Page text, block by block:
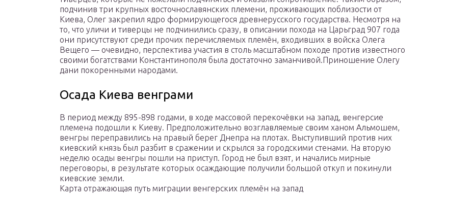
подчинив три крупных восточнославянских племени, проживающих поблизости от
Киева, Олег закрепил ядро формирующегося древнерусского государства. Несмотря на
то, что уличи и тиверцы не подчинились сразу, в описании похода на Царьград 907 года
они присутствуют среди прочих перечисляемых племён, входивших в войска Олега
Вещего — очевидно, перспектива участия в столь масштабном походе против известного
своими богатствами Константинополя была достаточно заманчивой.Приношение Олегу
дани покоренными народами.
Осада Киева венграми
В период между 895-898 годами, в ходе массовой перекочёвки на запад, венгерсие
племена подошли к Киеву. Предположительно возглавляемые своим ханом Альмошем,
венгры переправились на правый берег Днепра на плотах. Выступивший против них
киевский князь был разбит в сражении и скрылся за городскими стенами. На вторую
неделю осады венгры пошли на приступ. Город не был взят, и начались мирные
переговоры, в результате которых осаждающие получили большой откуп и покинули
киевские земли.
Карта отражающая путь миграции венгерских племён на запад